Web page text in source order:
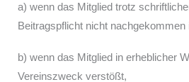
a) wenn das Mitglied trotz
Beitragspflicht nicht nachgekommen
b) wenn das Mitglied in erheblicher
Vereinszweck verstößt,